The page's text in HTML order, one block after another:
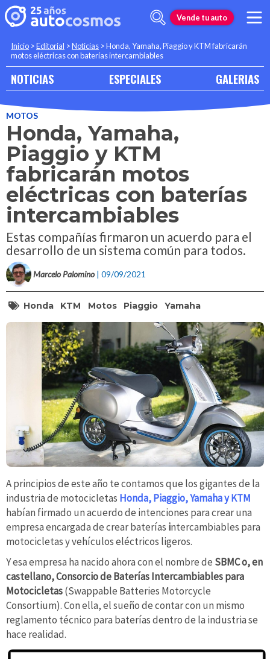
Vende tu auto
Inicio >Editorial >Noticias >Honda, Yamaha, Piaggio y KTM fabricarán
motos eléctricas con baterías intercambiables
NOTICIAS ESPECIALES GALERIAS
MOTOS
Honda, Yamaha,
Piaggio y KTM
fabricarán motos
eléctricas con baterías
intercambiables
Estas compañías firmaron un acuerdo para el
desarrollo de un sistema común para todos.
Marcelo Palomino | 09/09/2021
Honda KTM Motos Piaggio Yamaha
A principios de este año te contamos que los gigantes de la
industria de motocicletas Honda, Piaggio, Yamaha y KTM
habían firmado un acuerdo de intenciones para crear una
empresa encargada de crear baterías intercambiables para
motocicletas y vehículos eléctricos ligeros.
Y esa empresa ha nacido ahora con el nombre de SBMC o, en
castellano, Consorcio de Baterías Intercambiables para
Motocicletas(Swappable Batteries Motorcycle
Consortium). Con ella, el sueño de contar con un mismo
reglamento técnico para baterías dentro de la industria se
hace realidad.